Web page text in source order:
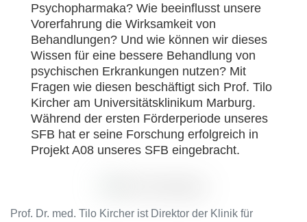
Psychopharmaka? Wie beeinflusst unsere
Vorerfahrung die Wirksamkeit von
Behandlungen? Und wie können wir dieses
Wissen für eine bessere Behandlung von
psychischen Erkrankungen nutzen? Mit
Fragen wie diesen beschäftigt sich Prof. Tilo
Kircher am Universitätsklinikum Marburg.
Während der ersten Förderperiode unseres
SFB hat er seine Forschung erfolgreich in
Projekt A08 unseres SFB eingebracht.
Prof. Dr. med. Tilo Kircher ist Direktor der Klinik für